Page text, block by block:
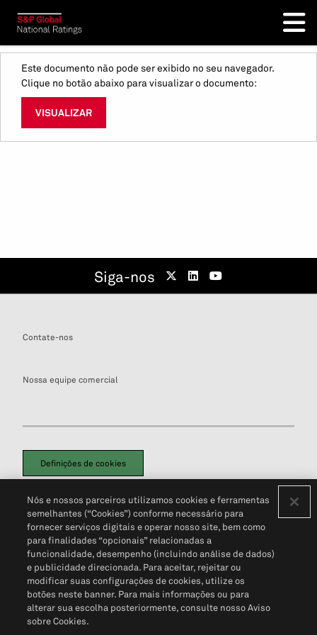
Este documento não pode ser exibido no seu navegador.
Clique no botão abaixo para visualizar o documento:
VISUALIZAR
Siga-nos
Contate-nos
Nossa equipe comercial
Definições de cookies
Política de PrivacidadePortal de privacidade do cliente (em inglês)
Não Venda Minhas Informações Pessoais© 2026 S&P Global
Nós e nossos parceiros utilizamos cookies e ferramentas
semelhantes (“Cookies”) conforme necessário para
fornecer serviços digitais e operar nosso site, bem como
para finalidades “opcionais” relacionadas a
funcionalidade, desempenho (incluindo análise de dados)
e publicidade direcionada. Para aceitar, rejeitar ou
modificar suas configurações de cookies, utilize os
botões neste banner. Para mais informações ou para
alterar sua escolha posteriormente, consulte nosso Aviso
sobre Cookies.